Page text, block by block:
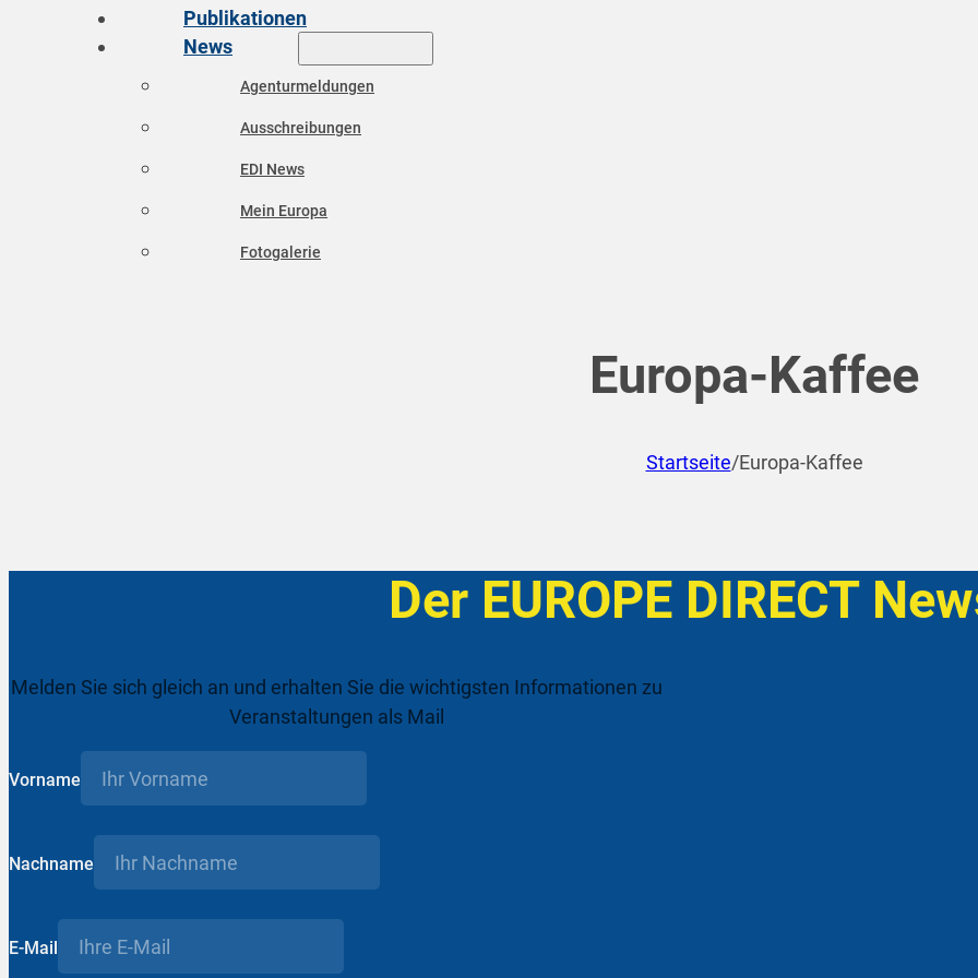
Publikationen
News
Agenturmeldungen
Ausschreibungen
EDI News
Mein Europa
Fotogalerie
Europa-Kaffee
Startseite/Europa-Kaffee
Der EUROPE DIRECT
Melden Sie sich gleich an und erhalten Sie die wichtigsten Informationen zu
Veranstaltungen als Mail
Vorname
Nachname
E-Mail